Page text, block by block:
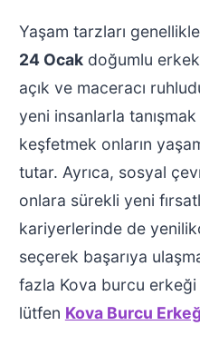
Yaşam tarzları
24 Ocakdoğumlu
açık ve maceracı
yeni insanlarla
keşfetmek onların
tutar. Ayrıca, sosyal
onlara sürekli yeni
kariyerlerinde de
seçerek başarıya
fazla Kova burcu erkeği
lütfen Kova Burcu